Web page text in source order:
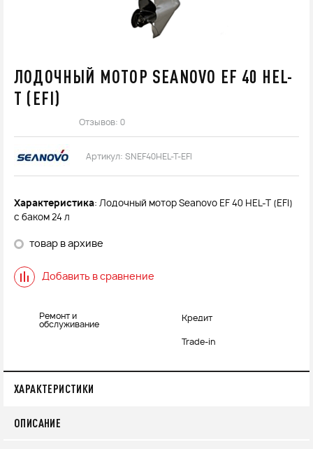
ЛОДОЧНЫЙ МОТОР SEANOVO EF 40 HEL-
T (EFI)
Отзывов: 0
Артикул: SNEF40HEL-T-EFI
Характеристика: Лодочный мотор Seanovo EF 40 HEL-T (EFI)
с баком 24 л
товар в архиве
Добавить в сравнение
Ремонт и
обслуживание
Кредит
Trade-in
ХАРАКТЕРИСТИКИ
ОПИСАНИЕ